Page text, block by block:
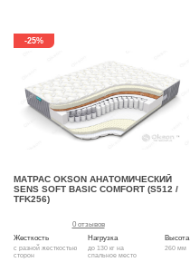
-25%
МАТРАС OKSON АНАТОМИЧЕСКИЙ
SENS SOFT BASIC COMFORT (S512 /
TFK256)
0 отзывов
Жесткость
с разной жесткостью
сторон
Нагрузка
до 130 кг на
спальное место
Высота
260 мм